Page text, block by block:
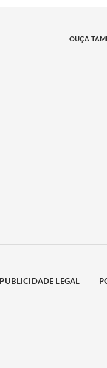
OUÇA
PUBLICIDADE LEGAL